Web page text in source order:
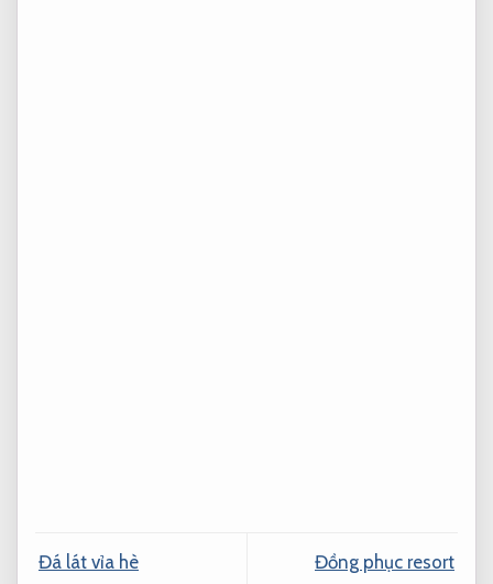
Đá lát vỉa hè Đồng phục resort